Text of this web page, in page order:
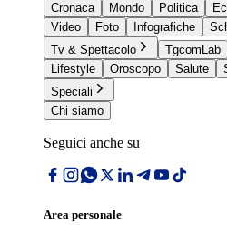
Cronaca
Mondo Politica
Video
Foto Infografiche
Tv & Spettacolo
TgcomLab
Lifestyle
Oroscopo Salute
Speciali
Chi siamo
Seguici anche su
Area personale